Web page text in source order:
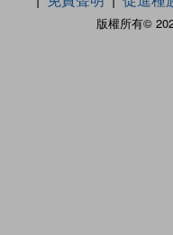
版權所有©